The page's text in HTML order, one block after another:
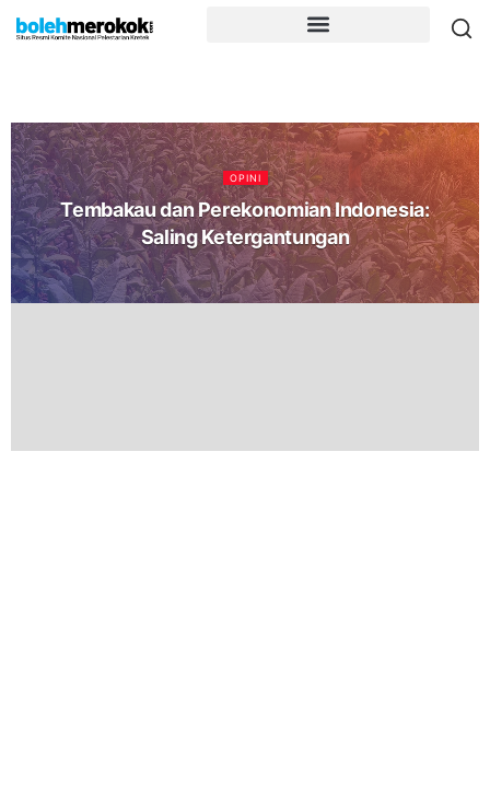
OPINI
Tembakau dan Perekonomian Indonesia:
Saling Ketergantungan